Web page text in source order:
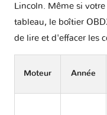
Lincoln. Même si
tableau, le boîtier
de lire et d'effacer les
Moteur Année